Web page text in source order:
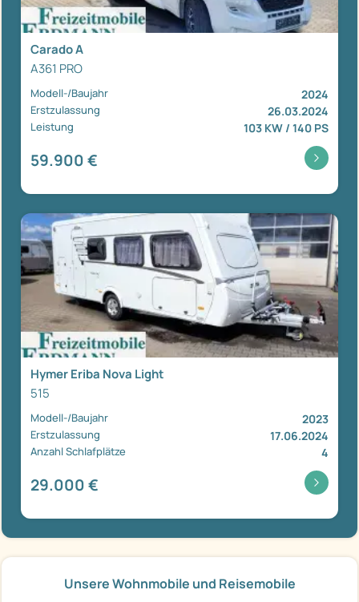
Carado A
A361 PRO
Modell-/Baujahr 2024
Erstzulassung 26.03.2024
Leistung 103 KW / 140 PS
59.900 €
Hymer Eriba Nova Light
515
Modell-/Baujahr 2023
Erstzulassung 17.06.2024
Anzahl Schlafplätze 4
29.000 €
Unsere Wohnmobile und Reisemobile